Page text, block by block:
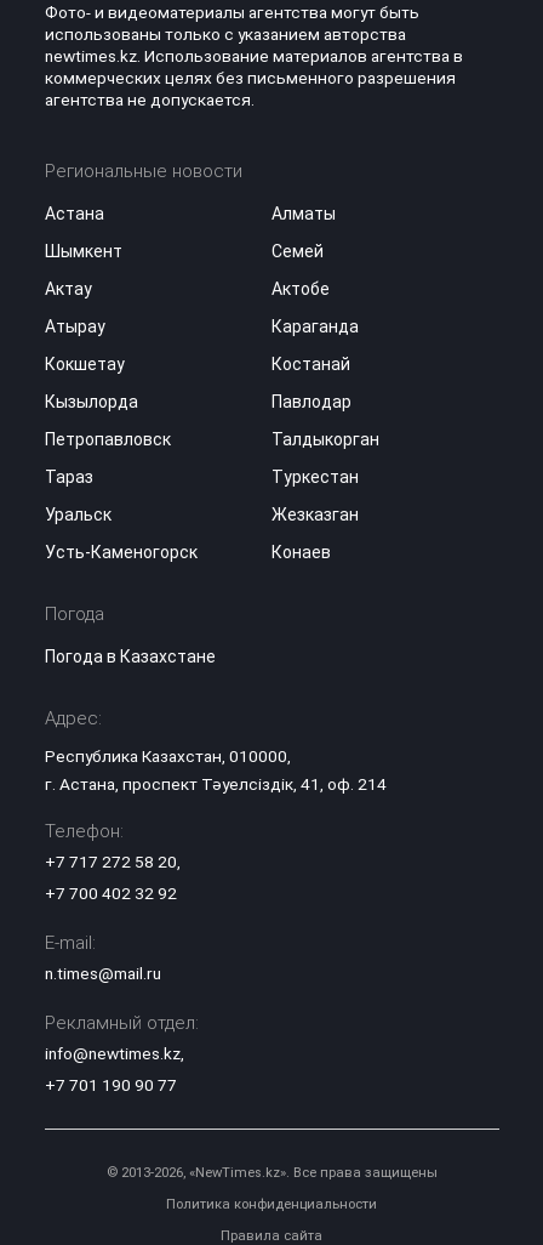
Фото- и видеоматериалы агентства могут быть
использованы только с указанием авторства
newtimes.kz. Использование материалов агентства в
коммерческих целях без письменного разрешения
агентства не допускается.
Региональные новости
Астана
Алматы
Шымкент
Семей
Актау
Актобе
Атырау
Караганда
Кокшетау
Костанай
Кызылорда
Павлодар
Петропавловск
Талдыкорган
Тараз
Туркестан
Уральск
Жезказган
Усть-Каменогорск
Конаев
Погода
Погода в Казахстане
Адрес:
Республика Казахстан, 010000,
г. Астана, проспект Тәуелсіздік, 41, оф. 214
Телефон:
+7 717 272 58 20
+7 700 402 32 92
E-mail:
n.times@mail.ru
Рекламный отдел:
info@newtimes.kz,
+7 701 190 90 77
© 2013-2026, «NewTimes.kz». Все права защищены
Политика конфиденциальности
Правила сайта